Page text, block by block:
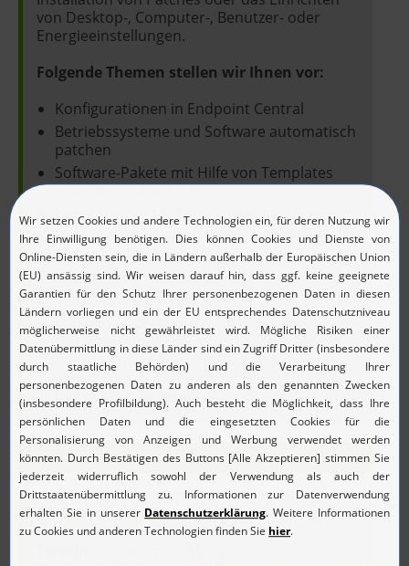
von Desktop-, Computer-, Benutzer- oder
Energieeinstellungen.
Folgende Themen stellen wir Ihnen vor:
Konfigurationen in Endpoint Central
Betriebssysteme und Software automatisch
patchen
Software-Pakete mit Hilfe von Templates
erstellen und ausrollen
Computer und Software inventarisieren
Images für Betriebssysteme erstellen und
automatisiert verteilen
Mobile Endgeräte verwalten
Tools und Reports nutzen
Endgeräte absichern (Schwachstellen-
Management, Application Control, Device
Control, Browser-Sicherheit, BitLocker
Management, Anti-Ransomware, Endpoint
DLP, Next-Gen Antivirus)
Termine und Anmeldung!
Endpoint Central